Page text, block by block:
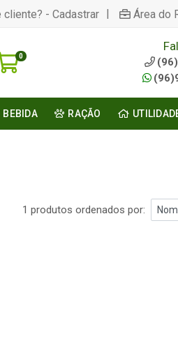
cliente? - Cadastrar | Área do
0
BEBIDA RAÇÃO
1 produtos ordenados por: